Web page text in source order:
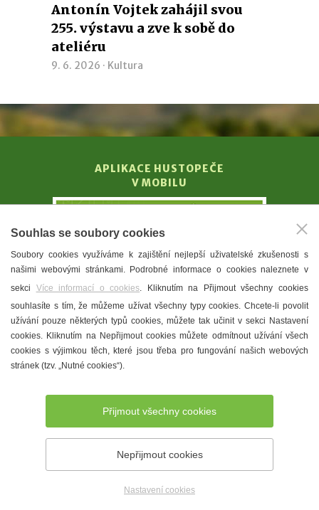
Antonín Vojtek zahájil svou
255. výstavu a zve k sobě do
ateliéru
9. 6. 2026 · Kultura
APLIKACE HUSTOPEČE
V MOBILU
Stáhnout aplikaci
NA YOUTUBE
Souhlas se soubory cookies
Soubory cookies využíváme k zajištění nejlepší uživatelské zkušenosti s
našimi webovými stránkami. Podrobné informace o cookies naleznete v
sekci Více informací o cookies. Kliknutím na Přijmout všechny cookies
souhlasíte s tím, že můžeme užívat všechny typy cookies. Chcete-li povolit
užívání pouze některých typů cookies, můžete tak učinit v sekci Nastavení
cookies. Kliknutím na Nepřijmout cookies můžete odmítnout užívání všech
cookies s výjimkou těch, které jsou třeba pro fungování našich webových
stránek (tzv. „Nutné cookies“).
Přijmout všechny cookies
Nepřijmout cookies
Nastavení cookies